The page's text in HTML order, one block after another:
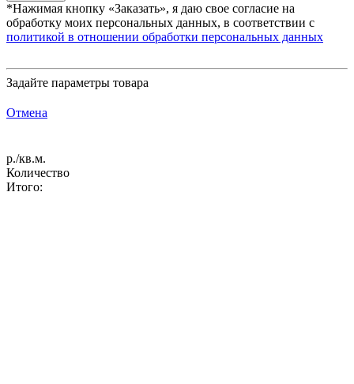
*Нажимая кнопку «Заказать», я даю свое согласие на
обработку моих персональных данных, в соответствии с
политикой в отношении обработки персональных данных
Задайте параметры товара
Отмена
р./кв.м.
Количество
Итого: